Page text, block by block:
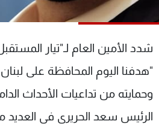
شدد الأمين العام لـ"تيار
"هدفنا اليوم المحافظة على
وحمايته من تداعيات الأحداث
الرئيس سعد الحريري في العديد
الترددات
عن MTV
لاعلاناتكم
وظائف
شروط